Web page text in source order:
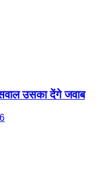
उसका देंगे जवाब